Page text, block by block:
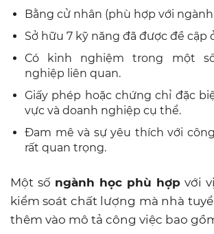
Bằng cử nhân (phù hợp với
Sở hữu 7 kỹ năng đã được đề cập
Có kinh nghiệm trong một
nghiệp liên quan.
Giấy phép hoặc chứng chỉ đặc
vực và doanh nghiệp cụ thể.
Đam mê và sự yêu thích với
rất quan trọng.
Một số ngành học phù hợp với
kiểm soát chất lượng mà nhà
thêm vào mô tả công việc bao